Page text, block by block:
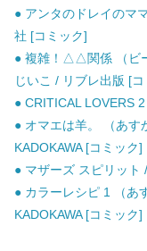
● アンタのドレイのマ
社 [コミック]
● 複雑！△△関係 （ビ
じいこ / リブレ出版 [
● CRITICAL LOVERS
● オマエは羊。 （あす
KADOKAWA [コミック]
● マザーズ スピリット
● カラーレシピ 1 （あ
KADOKAWA [コミック]